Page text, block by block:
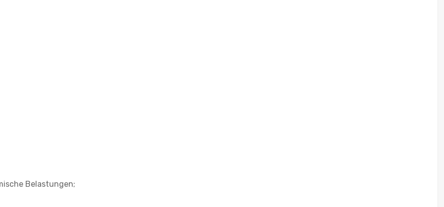
Belastungen;